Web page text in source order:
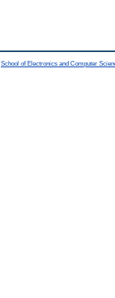
School of Electronics and Computer